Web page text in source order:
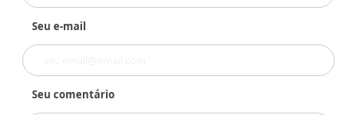
Seu e-mail
Seu comentário